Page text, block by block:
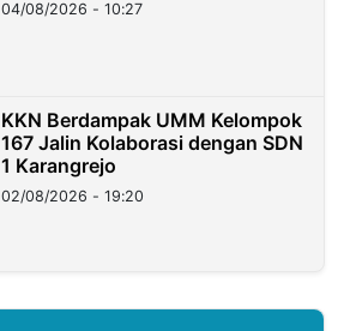
04/08/2026 - 10:27
KKN Berdampak UMM Kelompok
167 Jalin Kolaborasi dengan SDN
1 Karangrejo
02/08/2026 - 19:20